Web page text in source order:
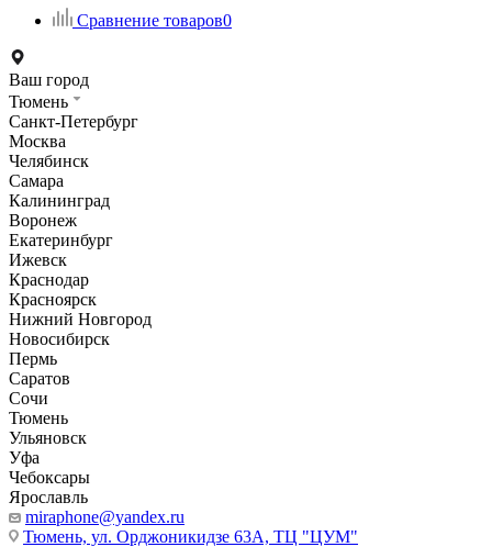
Сравнение товаров0
Ваш город
Тюмень
Санкт-Петербург
Москва
Челябинск
Самара
Калининград
Воронеж
Екатеринбург
Ижевск
Краснодар
Красноярск
Нижний Новгород
Новосибирск
Пермь
Саратов
Сочи
Тюмень
Ульяновск
Уфа
Чебоксары
Ярославль
miraphone@yandex.ru
Тюмень, ул. Орджоникидзе 63А, ТЦ "ЦУМ"